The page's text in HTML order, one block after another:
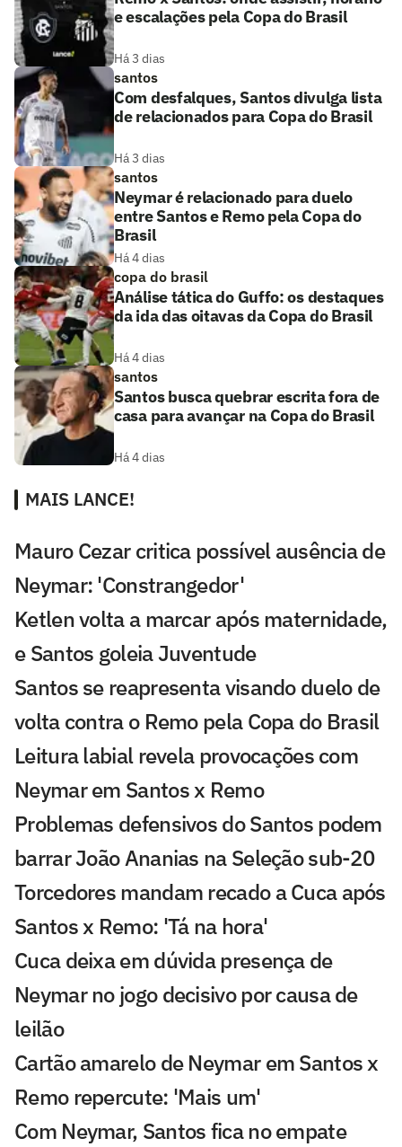
e escalações pela Copa do Brasil
Há 3 dias
santos
Com desfalques, Santos divulga lista
de relacionados para Copa do Brasil
Há 3 dias
santos
Neymar é relacionado para duelo
entre Santos e Remo pela Copa do
Brasil
Há 4 dias
copa do brasil
Análise tática do Guffo: os destaques
da ida das oitavas da Copa do Brasil
Há 4 dias
santos
Santos busca quebrar escrita fora de
casa para avançar na Copa do Brasil
Há 4 dias
MAIS LANCE!
Mauro Cezar critica possível ausência de
Neymar: 'Constrangedor'
Ketlen volta a marcar após maternidade,
e Santos goleia Juventude
Santos se reapresenta visando duelo de
volta contra o Remo pela Copa do Brasil
Leitura labial revela provocações com
Neymar em Santos x Remo
Problemas defensivos do Santos podem
barrar João Ananias na Seleção sub-20
Torcedores mandam recado a Cuca após
Santos x Remo: 'Tá na hora'
Cuca deixa em dúvida presença de
Neymar no jogo decisivo por causa de
leilão
Cartão amarelo de Neymar em Santos x
Remo repercute: 'Mais um'
Com Neymar, Santos fica no empate